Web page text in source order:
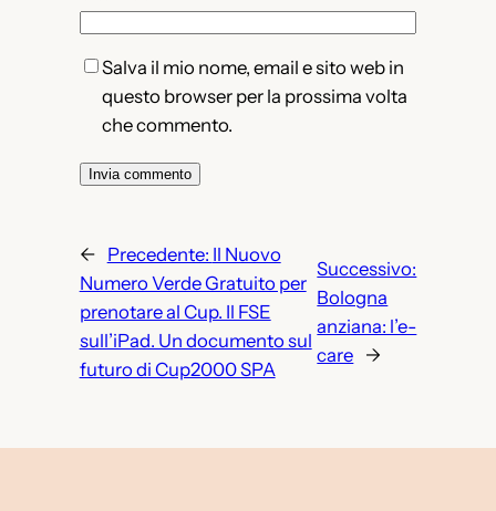
Salva il mio nome, email e sito web in
questo browser per la prossima volta
che commento.
← Precedente: Il Nuovo
Numero Verde Gratuito per
prenotare al Cup. Il FSE
sull’iPad. Un documento sul
futuro di Cup2000 SPA
Successivo:
Bologna
anziana: l’e-
care →